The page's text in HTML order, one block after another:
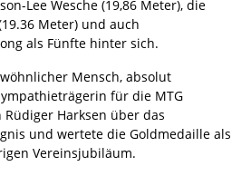
Lee Wesche (19,86 Meter), die
Meter) und auch
als Fünfte hinter sich.
Mensch, absolut
für die MTG
Harksen über das
und wertete die Goldmedaille als
Vereinsjubiläum.